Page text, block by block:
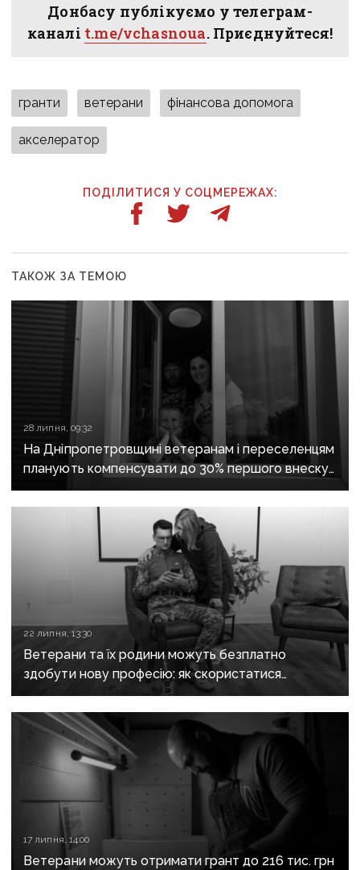
Донбасу публікуємо у телеграм-
каналі t.me/vchasnoua. Приєднуйтеся!
гранти ветерани фінансова допомога
акселератор
ПОДІЛИТИСЯ У СОЦМЕРЕЖАХ:
ТАКОЖ ЗА ТЕМОЮ
28 липня, 09:32
На Дніпропетровщині ветеранам і переселенцям
планують компенсувати до 30% першого внеску
за програмою «єОселя»
22 липня, 13:30
Ветерани та їх родини можуть безплатно
здобути нову професію: як скористатися
програмою
17 липня, 14:00
Ветерани можуть отримати грант до 216 тис. грн